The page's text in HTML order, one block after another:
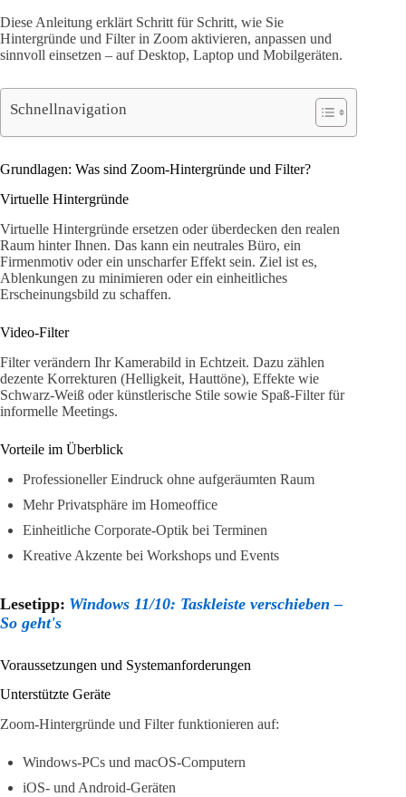
Diese Anleitung erklärt Schritt für Schritt, wie Sie
Hintergründe und Filter in Zoom aktivieren, anpassen und
sinnvoll einsetzen – auf Desktop, Laptop und Mobilgeräten.
Schnellnavigation
Grundlagen: Was sind Zoom-Hintergründe und Filter?
Virtuelle Hintergründe
Virtuelle Hintergründe ersetzen oder überdecken den realen
Raum hinter Ihnen. Das kann ein neutrales Büro, ein
Firmenmotiv oder ein unscharfer Effekt sein. Ziel ist es,
Ablenkungen zu minimieren oder ein einheitliches
Erscheinungsbild zu schaffen.
Video-Filter
Filter verändern Ihr Kamerabild in Echtzeit. Dazu zählen
dezente Korrekturen (Helligkeit, Hauttöne), Effekte wie
Schwarz-Weiß oder künstlerische Stile sowie Spaß-Filter für
informelle Meetings.
Vorteile im Überblick
Professioneller Eindruck ohne aufgeräumten Raum
Mehr Privatsphäre im Homeoffice
Einheitliche Corporate-Optik bei Terminen
Kreative Akzente bei Workshops und Events
Lesetipp: Windows 11/10: Taskleiste verschieben –
So geht's
Voraussetzungen und Systemanforderungen
Unterstützte Geräte
Zoom-Hintergründe und Filter funktionieren auf:
Windows-PCs und macOS-Computern
iOS- und Android-Geräten